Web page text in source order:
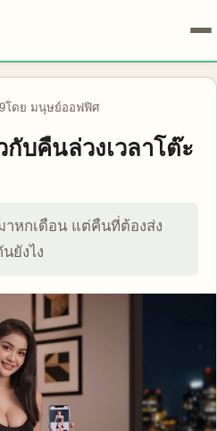
โดย มนุษย์ออฟฟิศ
กับคืนล่วงเวลาโต๊ะ
าหกเดือน แต่คืนที่ต้องส่ง
ยังไง